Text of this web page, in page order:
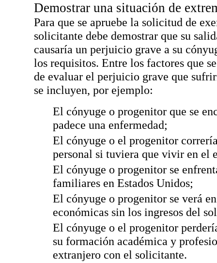
Demostrar una situación de
Para que se apruebe la solicitud de
solicitante debe demostrar que su
causaría un perjuicio grave a su
los requisitos. Entre los factores que
de evaluar el perjuicio grave que
se incluyen, por ejemplo:
El cónyuge o progenitor que se
padece una enfermedad;
El cónyuge o el progenitor
personal si tuviera que vivir en el
El cónyuge o progenitor se
familiares en Estados Unidos;
El cónyuge o progenitor se verá
económicas sin los ingresos del
El cónyuge o el progenitor
su formación académica y
extranjero con el solicitante.